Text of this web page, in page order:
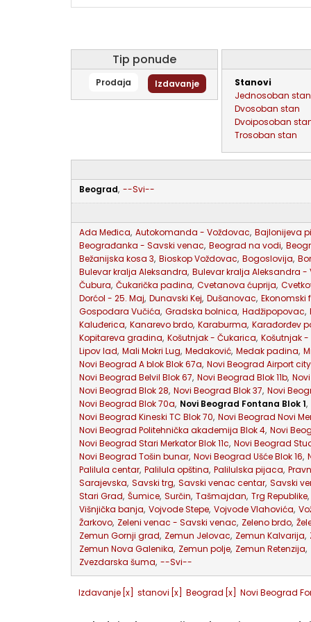
Tip ponude
Prodaja Izdavanje
stanovi
jednosoban stan
dvosoban stan
dvoiposoban
trosoban stan
Beograd, --Svi--
Ada Međica, Autokomanda - Voždovac, Bajlonijeva
Beograđanka - Savski venac, Beograd na vodi,
Bežanijska kosa 3, Bioskop Voždovac, Bogoslovija,
Bulevar kralja Aleksandra, Bulevar kralja Aleksandra -
Čubura, Čukarička padina, Cvetanova ćuprija,
Dorćol - 25. Maj, Dunavski Kej, Dušanovac, Ekonomski
Gospodara Vučića, Gradska bolnica, Hadžipopovac,
Kaluđerica, Kanarevo brdo, Karaburma, Karađorđev
Kopitareva gradina, Košutnjak - Čukarica, Košutnjak
Lipov lad, Mali Mokri Lug, Medaković, Medak padina,
Novi Beograd A blok Blok 67a, Novi Beograd Airport city
Novi Beograd Belvil Blok 67, Novi Beograd Blok 11b,
Novi Beograd Blok 28, Novi Beograd Blok 37, Novi
Novi Beograd Blok 70a, Novi Beograd Fontana Blok 1,
Novi Beograd Kineski TC Blok 70, Novi Beograd Novi
Novi Beograd Politehnička akademija Blok 4, Novi
Novi Beograd Stari Merkator Blok 11c, Novi Beograd
Novi Beograd Tošin bunar, Novi Beograd Ušće Blok 16,
Palilula centar, Palilula opština, Palilulska pijaca,
Sarajevska, Savski trg, Savski venac centar, Savski
Stari Grad, Šumice, Surčin, Tašmajdan, Trg Republike,
Višnjička banja, Vojvode Stepe, Vojvode Vlahovića,
Žarkovo, Zeleni venac - Savski venac, Zeleno brdo,
Zemun Gornji grad, Zemun Jelovac, Zemun Kalvarija,
Zemun Nova Galenika, Zemun polje, Zemun Retenzija,
Zvezdarska šuma, --Svi--
Izdavanje [x] stanovi [x] Beograd [x] Novi Beograd